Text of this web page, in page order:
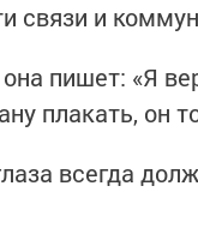
связи и
пишет: «Я
плакать, он
всегда